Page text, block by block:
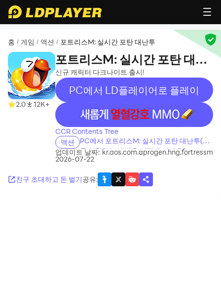
홈 / 게임 / 액션 / 포트리스M: 실시간 포탄 대난투
2.0 12K+
포트리스M: 실시간 포탄 대난
투
신규 캐릭터 다크나이트 출시!
PC에서 LD플레이어로 플레이
recommend
CCR Contents Tree
액션
PC에서 포트리스M: 실시간 포탄 대난투(을)
를 설치하는 방법은 어떻게 되나요?
업데이트 날짜:
2026-07-22
kr.aos.com.aprogen.hng.fortressm
친구 초대하고 돈 벌기공유: